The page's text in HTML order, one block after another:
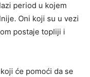
period u kojem
Oni koji su u vezi
postaje topliji i
će pomoći da se